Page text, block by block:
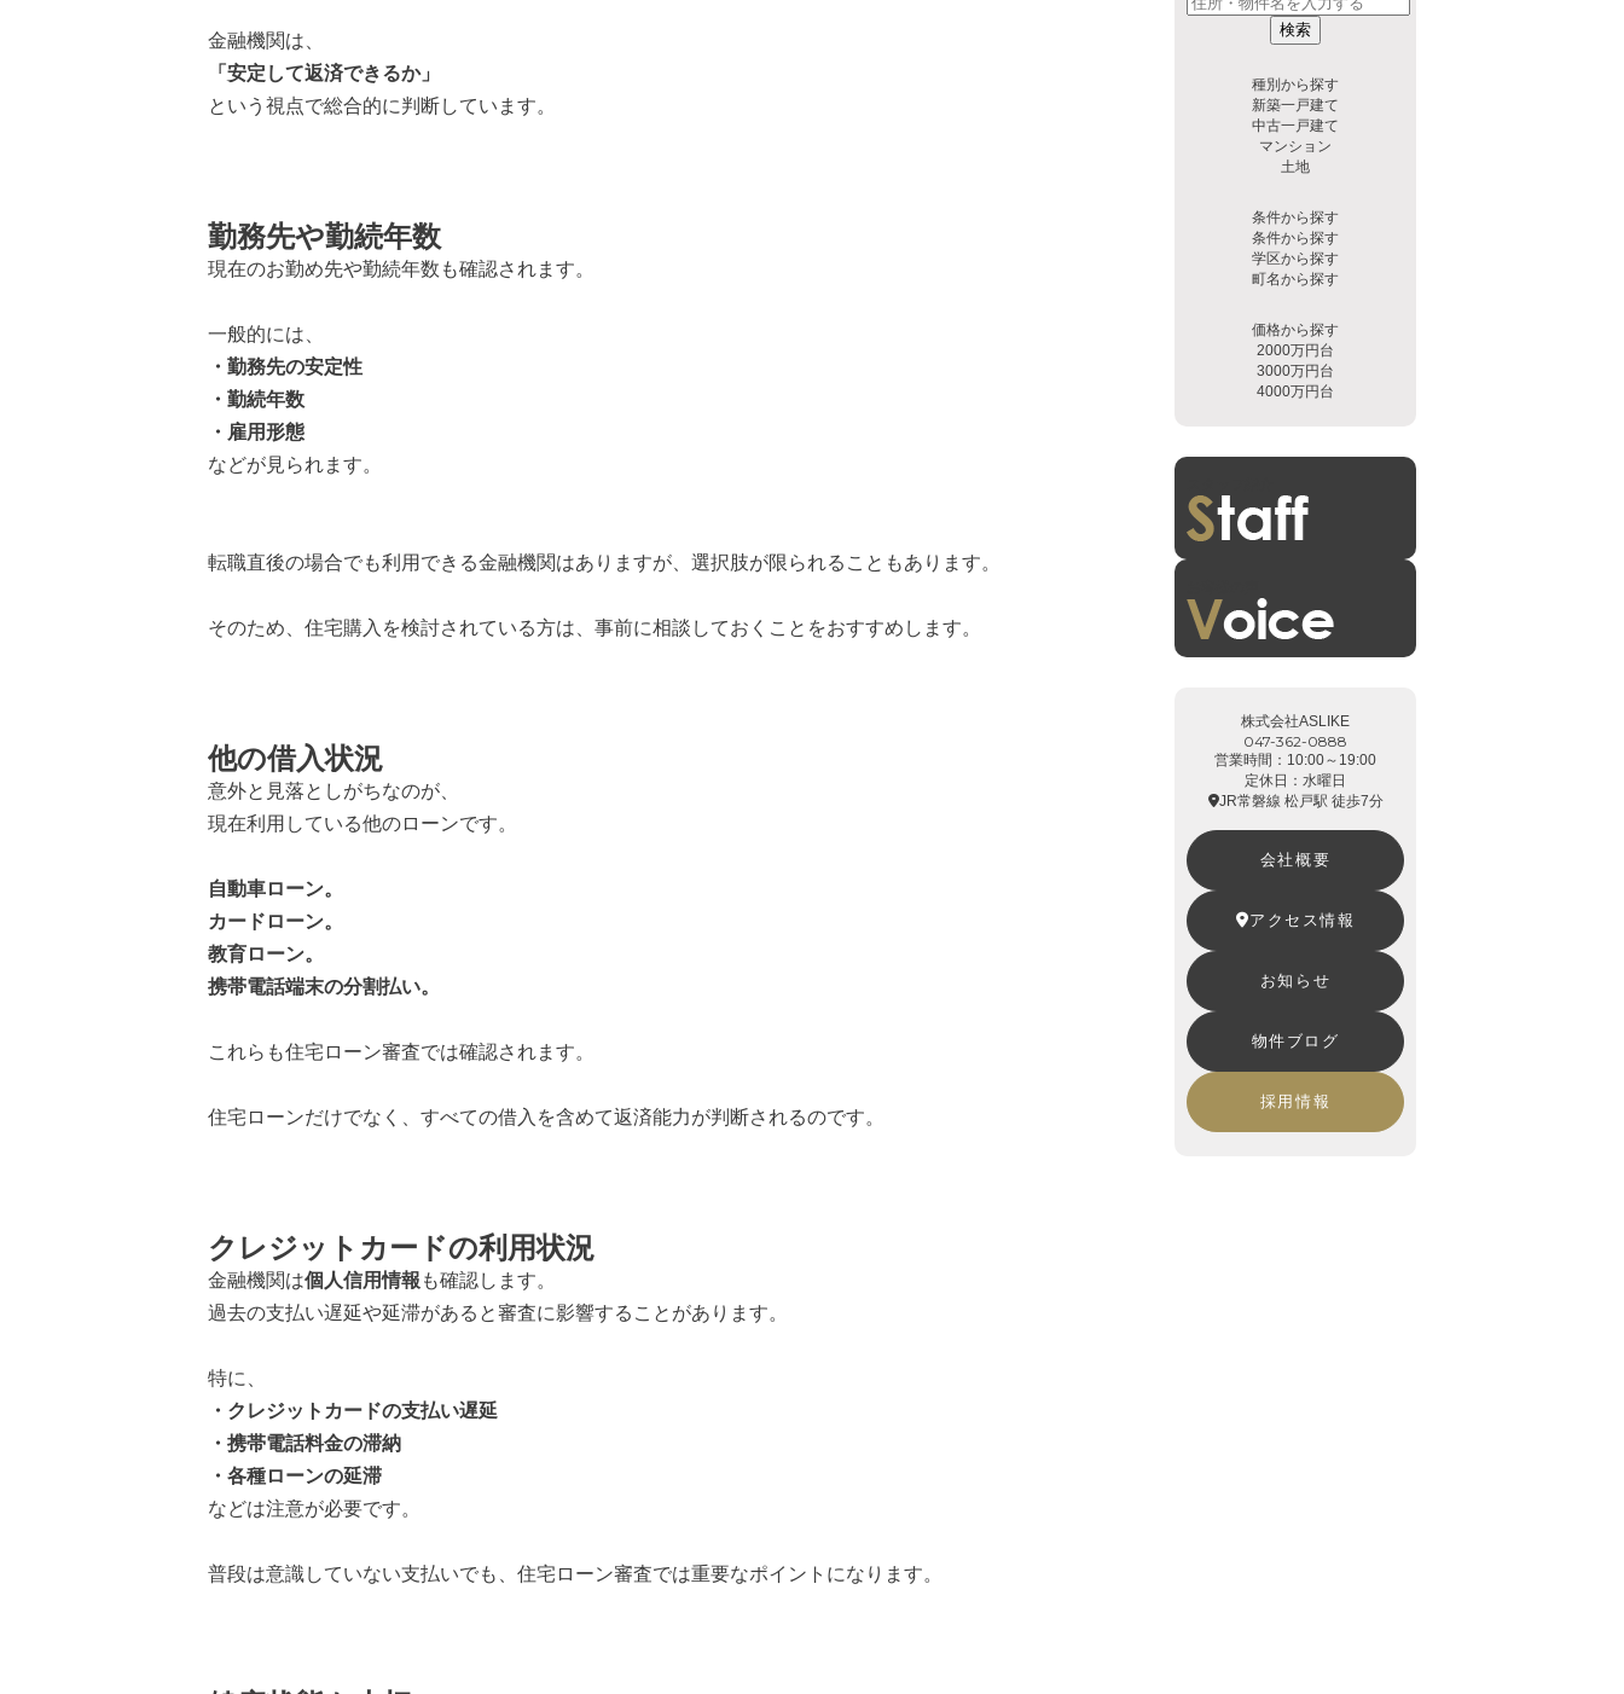
金融機関は、
「安定して返済できるか」
という視点で総合的に判断しています。
勤務先や勤続年数
現在のお勤め先や勤続年数も確認されます。
一般的には、
・勤務先の安定性
・勤続年数
・雇用形態
などが見られます。
転職直後の場合でも利用できる金融機関はありますが、選択肢が限られることもあります。
そのため、住宅購入を検討されている方は、事前に相談しておくことをおすすめします。
他の借入状況
意外と見落としがちなのが、
現在利用している他のローンです。
自動車ローン。
カードローン。
教育ローン。
携帯電話端末の分割払い。
これらも住宅ローン審査では確認されます。
住宅ローンだけでなく、すべての借入を含めて返済能力が判断されるのです。
クレジットカードの利用状況
金融機関は個人信用情報 も確認します。
過去の支払い遅延や延滞があると審査に影響することがあります。
特に、
・クレジットカードの支払い遅延
・携帯電話料金の滞納
・各種ローンの延滞
などは注意が必要です。
普段は意識していない支払いでも、住宅ローン審査では重要なポイントになります。
検索
種別から探す
新築一戸建て
中古一戸建て
マンション
土地
条件から探す
条件から探す
学区から探す
町名から探す
価格から探す
2000万円台
3000万円台
4000万円台
株式会社ASLIKE
047-362-0888
営業時間：10:00～19:00
定休日：水曜日
JR常磐線 松戸駅 徒歩7分
会社概要
アクセス情報
お知らせ
物件ブログ
採用情報